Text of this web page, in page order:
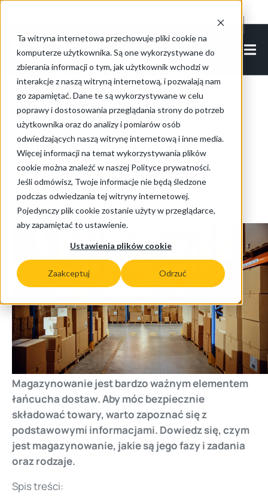
Ta witryna internetowa przechowuje pliki cookie na
komputerze użytkownika. Są one wykorzystywane do
zbierania informacji o tym, jak użytkownik wchodzi w
interakcje z naszą witryną internetową, i pozwalają nam
go zapamiętać. Dane te są wykorzystywane w celu
poprawy i dostosowania przeglądania strony do potrzeb
użytkownika oraz do analizy i pomiarów osób
odwiedzających naszą witrynę internetową i inne media.
Więcej informacji na temat wykorzystywania plików
cookie można znaleźć w naszej Polityce prywatności.
Jeśli odmówisz, Twoje informacje nie będą śledzone
podczas odwiedzania tej witryny internetowej.
Pojedynczy plik cookie zostanie użyty w przeglądarce,
aby zapamiętać to ustawienie.
Ustawienia plików cookie
Zaakceptuj Odrzuć
PL-PL
Back to all articles
Jak bezpiecznie
magazynować
produkty?
Magazynowanie jest bardzo ważnym elementem
łańcucha dostaw. Aby móc bezpiecznie
składować towary, warto zapoznać się z
podstawowymi informacjami. Dowiedz się, czym
jest magazynowanie, jakie są jego fazy i zadania
oraz rodzaje.
Spis treści: